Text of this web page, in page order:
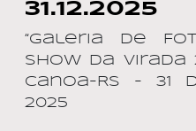
31.12.2025
“Galeria de
Show da Virada
Canoa-RS –
2025